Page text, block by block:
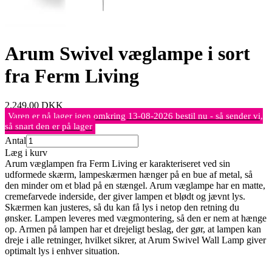
Arum Swivel væglampe i sort
fra Ferm Living
2.249,00 DKK
Varen er på lager igen omkring 13-08-2026 bestil nu - så sender vi,
så snart den er på lager
Antal
Læg i kurv
Arum væglampen fra Ferm Living er karakteriseret ved sin
udformede skærm, lampeskærmen hænger på en bue af metal, så
den minder om et blad på en stængel. Arum væglampe har en matte,
cremefarvede inderside, der giver lampen et blødt og jævnt lys.
Skærmen kan justeres, så du kan få lys i netop den retning du
ønsker. Lampen leveres med vægmontering, så den er nem at hænge
op. Armen på lampen har et drejeligt beslag, der gør, at lampen kan
dreje i alle retninger, hvilket sikrer, at Arum Swivel Wall Lamp giver
optimalt lys i enhver situation.